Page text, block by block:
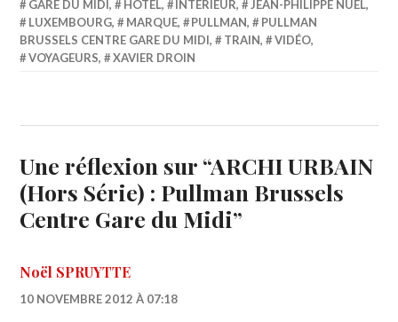
GARE DU MIDI, HÔTEL, INTÉRIEUR, JEAN-PHILIPPE NUEL,
LUXEMBOURG, MARQUE, PULLMAN,
PULLMAN
BRUSSELS CENTRE GARE DU MIDI, TRAIN, VIDÉO,
VOYAGEURS, XAVIER DROIN
Une réflexion sur “ARCHI URBAIN
(Hors Série) : Pullman Brussels
Centre Gare du Midi”
Noël SPRUYTTE
10 NOVEMBRE 2012 À 07:18